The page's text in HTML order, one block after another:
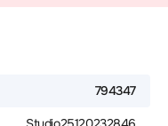
794347